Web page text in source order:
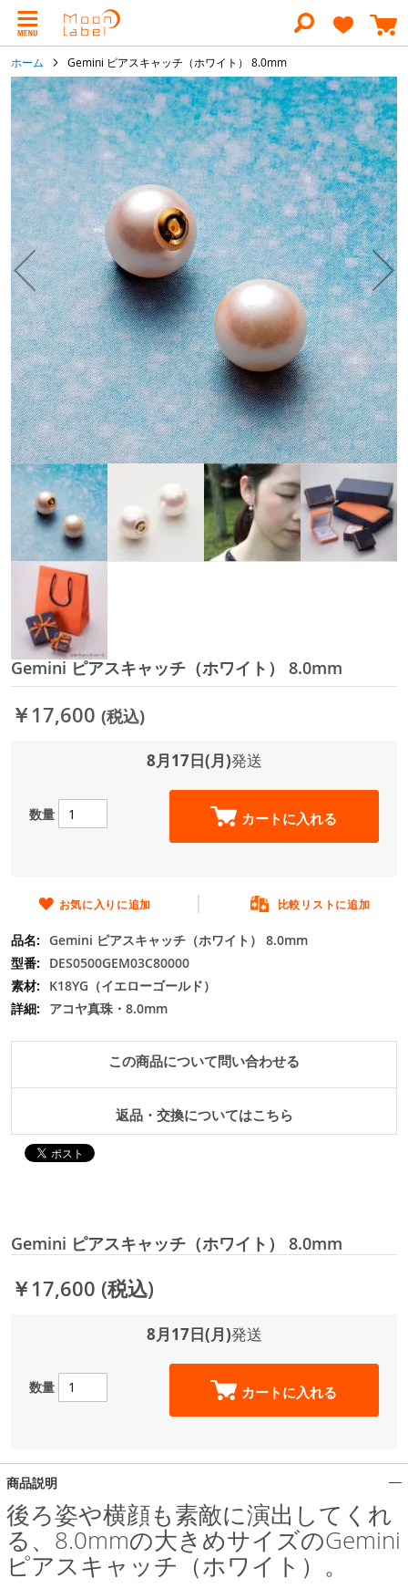
ン
ン
に
ス
キ
ッ
プ
検
ホーム Gemini ピアスキャッチ（ホワイト） 8.0mm
イ
メ
ー
ジ
ギ
ャ
ラ
リ
ー
の
最
後
に
移
動
す
る
イ
メ
ー
ジ
す
る
Gemini ピアスキャッチ（ホワイト） 8.0mm
￥17,600 (税込)
8月17日(月)発送
数量 カートに入れる
お気に入りに追加 比較リストに追加
Gemini ピアスキャッチ（ホワイト） 8.0mm
DES0500GEM03C80000
K18YG（イエローゴールド）
アコヤ真珠・8.0mm
この商品について問い合わせる
返品・交換についてはこちら
Gemini ピアスキャッチ（ホワイト） 8.0mm
￥17,600 (税込)
8月17日(月)発送
数量 カートに入れる
商品説明
後ろ姿や横顔も素敵に演出してくれ
る、8.0mmの大きめサイズのGemini
ピアスキャッチ（ホワイト）。